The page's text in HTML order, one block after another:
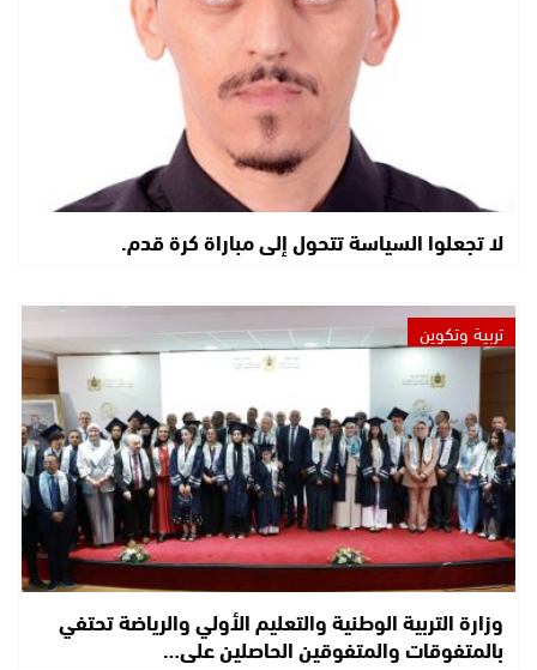
لا تجعلوا السياسة تتحول إلى مباراة كرة قدم.
تربية وتكوين
وزارة التربية الوطنية والتعليم الأولي والرياضة تحتفي
بالمتفوقات والمتفوقين الحاصلين على…